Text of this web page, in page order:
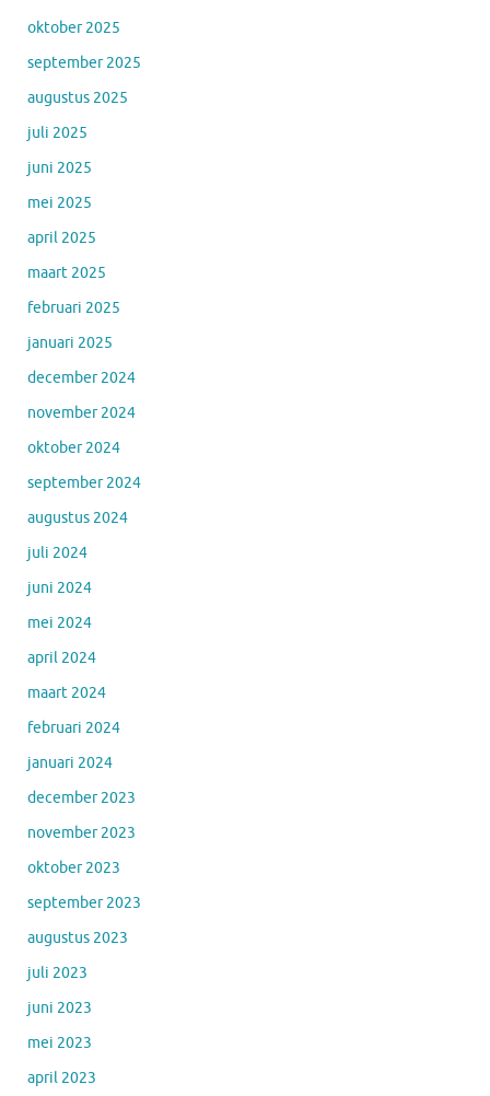
oktober 2025
september 2025
augustus 2025
juli 2025
juni 2025
mei 2025
april 2025
maart 2025
februari 2025
januari 2025
december 2024
november 2024
oktober 2024
september 2024
augustus 2024
juli 2024
juni 2024
mei 2024
april 2024
maart 2024
februari 2024
januari 2024
december 2023
november 2023
oktober 2023
september 2023
augustus 2023
juli 2023
juni 2023
mei 2023
april 2023